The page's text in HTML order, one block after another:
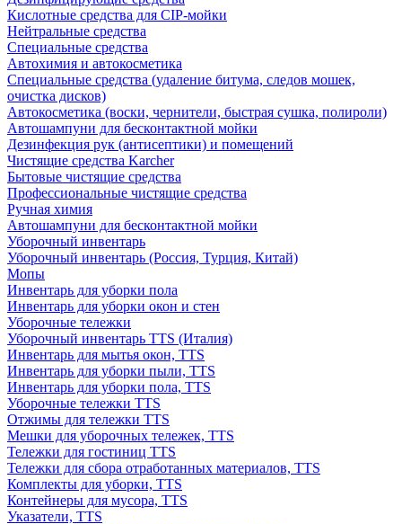
Кислотные средства для CIP-мойки
Нейтральные средства
Специальные средства
Автохимия и автокосметика
Специальные средства (удаление битума, следов мошек,
очистка дисков)
Автокосметика (воски, чернители, быстрая сушка, полироли)
Автошампуни для бесконтактной мойки
Дезинфекция рук (антисептики) и помещений
Чистящие средства Karcher
Бытовые чистящие средства
Профессиональные чистящие средства
Ручная химия
Автошампуни для бесконтактной мойки
Уборочный инвентарь
Уборочный инвентарь (Россия, Турция, Китай)
Мопы
Инвентарь для уборки пола
Инвентарь для уборки окон и стен
Уборочные тележки
Уборочный инвентарь TTS (Италия)
Инвентарь для мытья окон, TTS
Инвентарь для уборки пыли, TTS
Инвентарь для уборки пола, TTS
Уборочные тележки TTS
Отжимы для тележки TTS
Мешки для уборочных тележек, TTS
Тележки для гостиниц TTS
Тележки для сбора отработанных материалов, TTS
Комплекты для уборки, TTS
Контейнеры для мусора, TTS
Указатели, TTS